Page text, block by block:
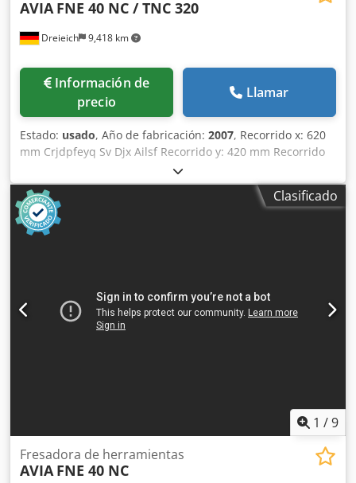
Dreieich 9,418 km
AVIA FNE 40 NC / TNC 320
Información de
precio
Llamar
Estado: usado, Año de fabricación: 2007, Recorrido x: 620
mm Crjdpfeyq Sv Djx Ailsf Recorrido y: 420 mm Recorrido
z: 400 mm Control: TNC 320 HEIDENHAIN
Portaherramientas del husillo: ISO 40 Velocidades del
husillo: 50 – 4.000 rpm Tamaño de la mesa: 800 x 400 mm
Carga máxima de la mesa: 400 kg Avances infinitamente
variables: 0 – 8.000 mm/min Avance rápido: 8,0 m/min
Requerimiento de espacio aprox.: 1,90 x 2,70 x 2,05 m - Nº
de serie: 90288 - Control encendido: 25.401 h - Programa
encendido: 6.653 h - Control: TNC 320 - Volante electrónico
Clasificado
1 /9
Fresadora de herramientas
AVIA FNE 40 NC